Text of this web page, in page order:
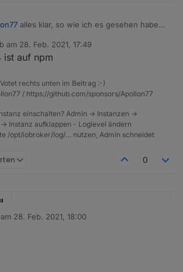
alles klar, so wie ich es gesehen habe
jedoch immer noch das gleiche
keine telegram ausgabe und beim Auslösen
error	javascript.0 (2769)
error	javascript.0 (2769)
_cond = obj.state.val == true;
(cond0 === false && _cond) {
cond0 = true;
{user: _,
else if (cond0 === true && !_cond) {
cond0 = false;
am 28. Feb. 2021, 17:49
editiert von
ist auf npm
rechts unten im Beitrag :-)
/ https://github.com/sponsors/Apollon77
einschalten? Admin -> Instanzen ->
> Instanz aufklappen - Loglevel ändern
/opt/iobroker/log/… nutzen, Admin schneidet
0
28. Feb. 2021, 18:00
von